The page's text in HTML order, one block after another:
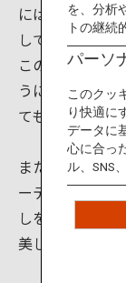
には鍋ヶ滝の
しています。
この滝の落差
うに幅広く落
ても優美で神秘
また、滝の裏
ーテンの合間
しを誘います
美しく神秘的で
を、分析
トの継続
パーソ
このクッ
り快適に
データに
心に合っ
ル、SNS